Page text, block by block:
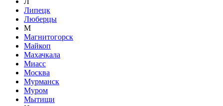
Липецк
Люберцы
М
Магнитогорск
Майкоп
Махачкала
Миасс
Москва
Мурманск
Муром
Мытищи